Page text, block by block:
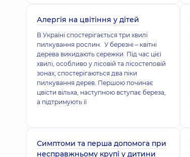
Алергія на цвітіння у дітей
В Україні спостерігається три хвилі
пилкування рослин. У березні – квітні
дерева викидають сережки. Під час цієї
хвилі, особливо у лісовій та лісостеповій
зонах, спостерігаються два піки
пилкування дерев. Першою починає
цвісти вільха, наступною вступає береза,
а підтримують її
Симптоми та перша допомога при
несправжньому крупі у дитини